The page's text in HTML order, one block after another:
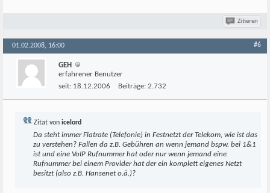
Zitieren
01.02.2008, 16:00 #6
GEH
erfahrener Benutzer
seit: 18.12.2006 Beiträge: 2.732
Zitat von icelord
Da steht immer Flatrate (Telefonie) in Festnetzt der Telekom, wie ist das
zu verstehen? Fallen da z.B. Gebühren an wenn jemand bspw. bei 1&1
ist und eine VoIP Rufnummer hat oder nur wenn jemand eine
Rufnummer bei einem Provider hat der ein komplett eigenes Netzt
besitzt (also z.B. Hansenet o.ä.)?